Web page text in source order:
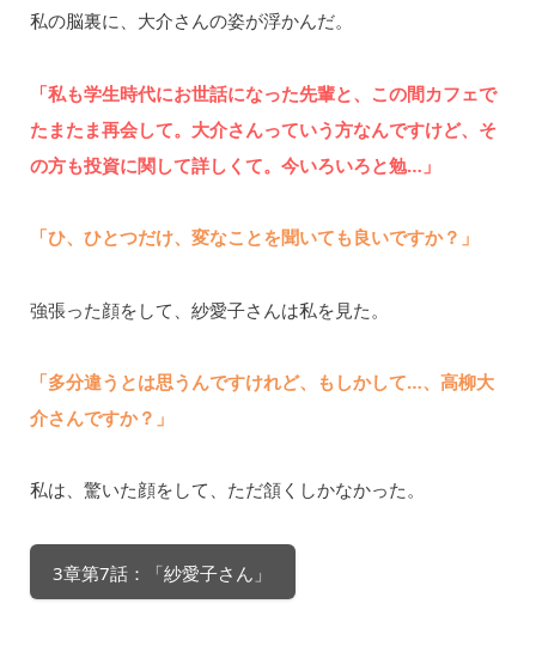
私の脳裏に、大介さんの姿が浮かんだ。
「私も学生時代にお世話になった先輩と、この間カフェで
たまたま再会して。大介さんっていう方なんですけど、そ
の方も投資に関して詳しくて。今いろいろと勉…」
「ひ、ひとつだけ、変なことを聞いても良いですか？」
強張った顔をして、紗愛子さんは私を見た。
「多分違うとは思うんですけれど、もしかして…、高柳大
介さんですか？」
私は、驚いた顔をして、ただ頷くしかなかった。
3章第7話：「紗愛子さん」